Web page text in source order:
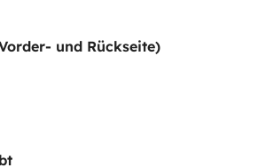
und Rückseite)